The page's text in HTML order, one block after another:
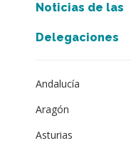
Noticias de las
Delegaciones
Andalucía
Aragón
Asturias